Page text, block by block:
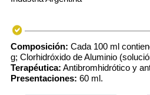
Composición: Cada 100 ml
g; Clorhidróxido de Aluminio
Terapéutica: Antibromhidrótico y
Presentaciones: 60 ml.